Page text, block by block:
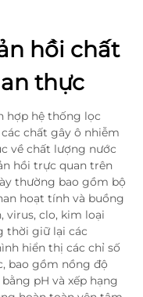
hồi chất
thực
hợp hệ thống lọc
chất gây ô nhiễm
về chất lượng nước
hồi trực quan trên
thường bao gồm bộ
hoạt tính và buồng
virus, clo, kim loại
thời giữ lại các
hiển thị các chỉ số
bao gồm nồng độ
pH và xếp hạng